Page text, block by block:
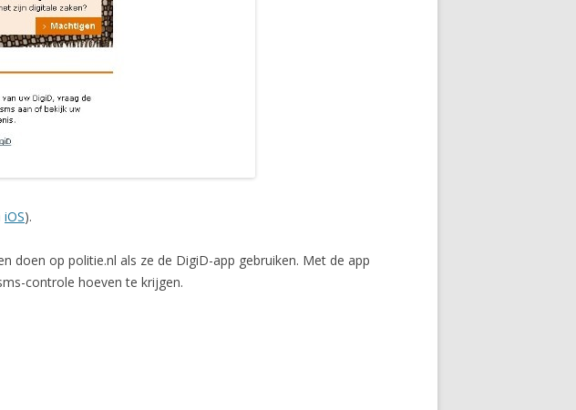
iOS).
doen op politie.nl als ze de DigiD-app gebruiken. Met de app
controle hoeven te krijgen.